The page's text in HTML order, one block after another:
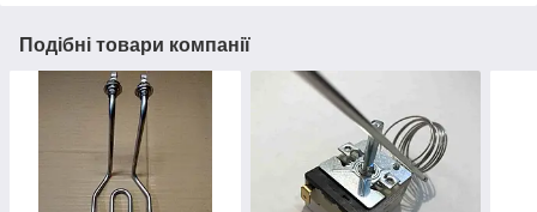
Подібні товари компанії